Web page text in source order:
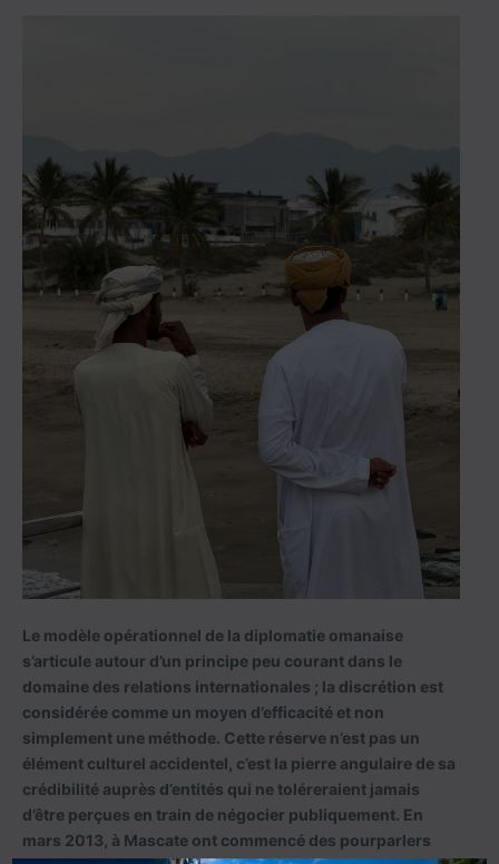
Le modèle opérationnel de la diplomatie omanaise
s’articule autour d’un principe peu courant dans le
domaine des relations internationales ; la discrétion est
considérée comme un moyen d’efficacité et non
simplement une méthode. Cette réserve n’est pas un
élément culturel accidentel, c’est la pierre angulaire de sa
crédibilité auprès d’entités qui ne toléreraient jamais
d’être perçues en train de négocier publiquement. En
mars 2013, à Mascate ont commencé des pourparlers